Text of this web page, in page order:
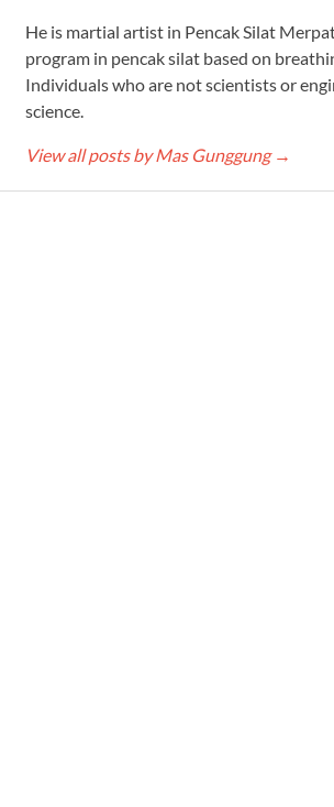
He is martial artist in Pencak Silat
program in pencak silat based on
Individuals who are not scientists or
science.
View all posts by Mas Gunggung →